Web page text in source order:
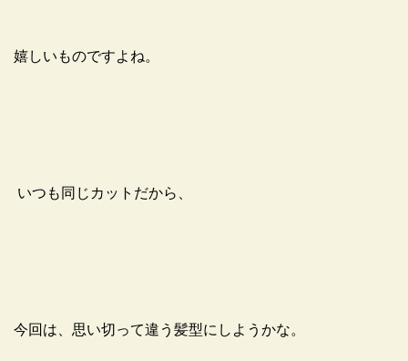
嬉しいものですよね。
いつも同じカットだから、
今回は、思い切って違う髪型にしようかな。